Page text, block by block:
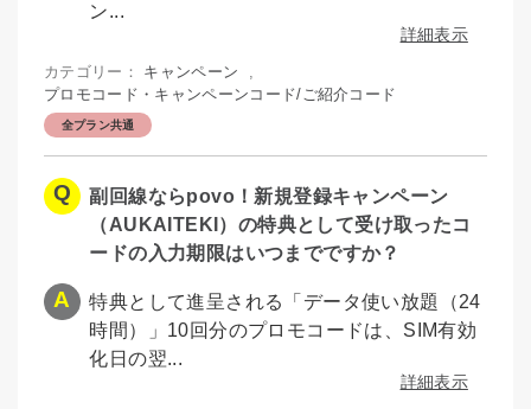
ン...
詳細表示
カテゴリー： キャンペーン ,
プロモコード・キャンペーンコード/ご紹介コード
全プラン共通
副回線ならpovo！新規登録キャンペーン
（AUKAITEKI）の特典として受け取ったコ
ードの入力期限はいつまでですか？
特典として進呈される「データ使い放題（24
時間）」10回分のプロモコードは、SIM有効
化日の翌...
詳細表示